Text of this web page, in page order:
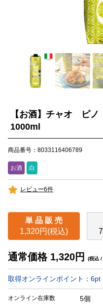
【お酒】チャオ ピ
1000ml
商品番号：8033116406789
お酒 白
レビュー6件
単 品 販 売
1,320円(税込)
通常価格 1,320円 (税込
取得オンラインポイント： 6pt
オンライン在庫数 5個